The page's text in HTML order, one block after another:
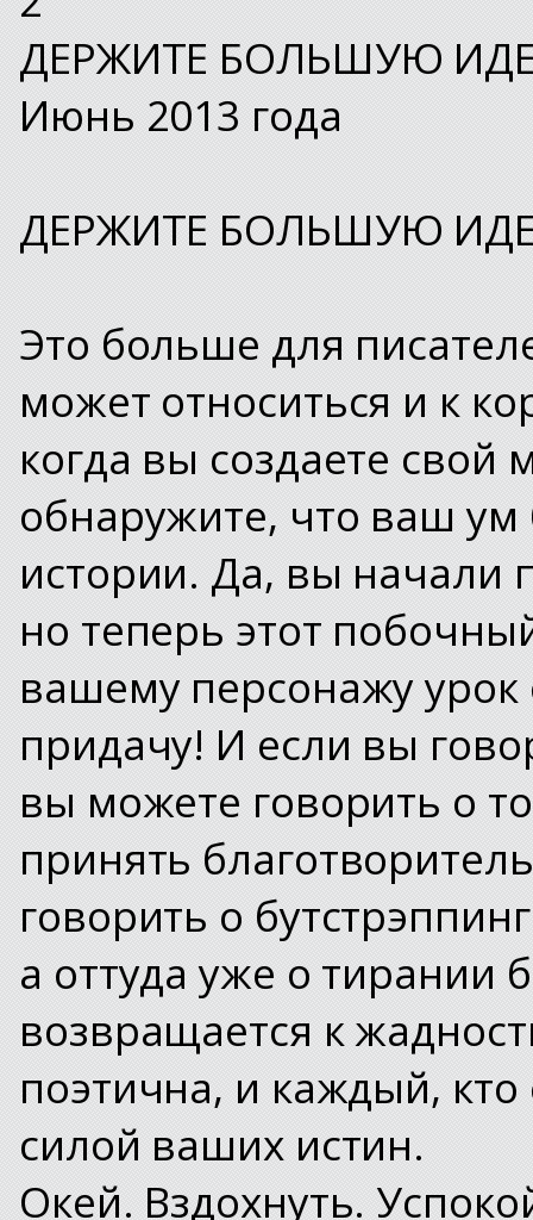
ДЕРЖИТЕ БОЛЬШУЮ
Июнь 2013 года
ДЕРЖИТЕ БОЛЬШУЮ
Это больше для
может относиться и к
когда вы создаете
обнаружите, что ваш
истории. Да, вы начали
но теперь этот
вашему персонажу урок
придачу! И если вы
вы можете говорить о
принять
говорить о
а оттуда уже о тирании
возвращается к
поэтична, и каждый,
силой ваших истин.
Окей. Вздохнуть.